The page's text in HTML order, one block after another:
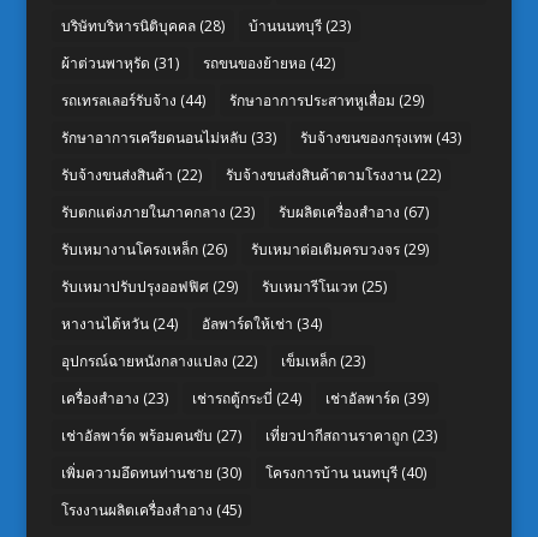
บริษัทบริหารนิติบุคคล(28) บ้านนนทบุรี(23)
ผ้าต่วนพาหุรัด (31) รถขนของย้ายหอ(42)
รถเทรลเลอร์รับจ้าง (44) รักษาอาการประสาทหูเสื่อม (29)
รักษาอาการเครียดนอนไม่หลับ (33) รับจ้างขนของกรุงเทพ (43)
รับจ้างขนส่งสินค้า (22) รับจ้างขนส่งสินค้าตามโรงงาน(22)
รับตกแต่งภายในภาคกลาง (23) รับผลิตเครื่องสำอาง (67)
รับเหมางานโครงเหล็ก(26) รับเหมาต่อเติมครบวงจร(29)
รับเหมาปรับปรุงออฟฟิศ(29) รับเหมารีโนเวท (25)
หางานไต้หวัน(24) อัลพาร์ดให้เช่า (34)
อุปกรณ์ฉายหนังกลางแปลง (22) เข็มเหล็ก(23)
เครื่องสำอาง (23) เช่ารถตู้กระบี่ (24) เช่าอัลพาร์ด (39)
เช่าอัลพาร์ด พร้อมคนขับ (27) เที่ยวปากีสถานราคาถูก(23)
เพิ่มความอึดทนท่านชาย (30) โครงการบ้าน นนทบุรี(40)
โรงงานผลิตเครื่องสำอาง (45)